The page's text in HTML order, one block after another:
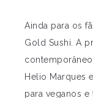
Ainda para os
Gold Sushi. A
Helio Marques
para veganos